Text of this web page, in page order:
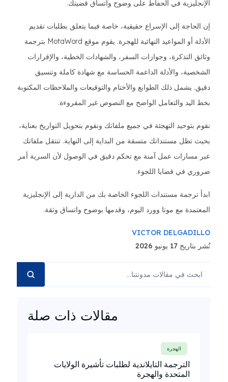
الإنجليزية في الحفاظ على وضوح واتساق قضيتك.
إن الحاجة إلى الإسراع حقيقية، خاصة فيما يتعلق بطلبات تقديم
الأدلة أو المواعيد النهائية للهجرة. يقوم موقع MotaWord بترجمة
وثائق التذكرة، وجوازات السفر، والشهادات الخطية، والإقرارات
الشخصية، والأدلة الداعمة الحساسة مع شهادة كاملة وتنسيق
دقيق. يشمل ذلك الطوابع والأختام والتوقيعات والملاحظات المكتوبة
بخط اليد والتعامل الواضح مع النصوص غير المقروءة.
نقوم بتوحيد التهجئة في جميع ملفاتك ونقوم بتحويل التواريخ بعناية،
بحيث تظل مستنداتك متسقة من البداية إلى النهاية. تنتقل ملفاتك
عبر مسارات عمل آمنة مع تحكم دقيق في الوصول لأن السرية أمر
ضروري في قضايا اللجوء.
ابدأ ترجمة مستندات اللجوء الخاصة بك من الدارية إلى الإنجليزية
المعتمدة مع موتا وورد اليوم، وقدمها بوضوح واتساق وثقة.
VICTOR DELGADILLO
نُشر بتاريخ 17 يونيو 2026
مقالات ذات صلة
الهجرة
الترجمة التايلاندية لطلبات تأشيرة الولايات
المتحدة والهجرة